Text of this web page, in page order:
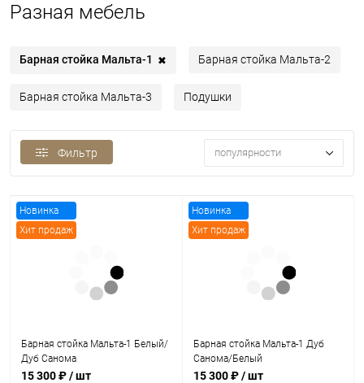
Разная мебель
Барная стойка Мальта-1 ✖ Барная стойка Мальта-2
Барная стойка Мальта-3 Подушки
Фильтр популярности
Новинка
Хит продаж
Барная стойка Мальта-1 Белый/
Дуб Санома
15 300 ₽/ шт
Новинка
Хит продаж
Барная стойка Мальта-1 Дуб
Санома/Белый
15 300 ₽/ шт